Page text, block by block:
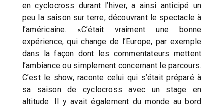
en cyclocross durant l’hiver, a ainsi anticipé un
peu la saison sur terre, découvrant le spectacle à
l’américaine. «C’était vraiment une bonne
expérience, qui change de l’Europe, par exemple
dans la façon dont les commentateurs mettent
l’ambiance ou simplement concernant le parcours.
C’est le show, raconte celui qui s’était préparé à
sa saison de cyclocross avec un stage en
altitude. Il y avait également du monde au bord